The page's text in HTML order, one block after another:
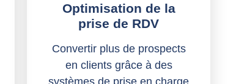
Optimisation de la
prise de RDV
Convertir plus de prospects
en clients grâce à des
systèmes de prise en charge